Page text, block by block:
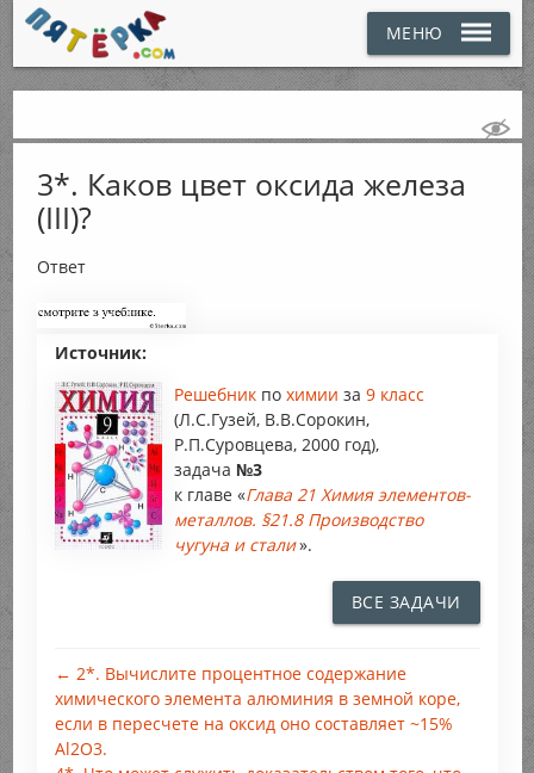
МЕНЮ
3*. Каков цвет оксида железа
(III)?
Ответ
Источник:
Решебник по химии за 9 класс
(Л.С.Гузей, В.В.Сорокин,
Р.П.Суровцева, 2000 год),
задача №3
к главе «Глава 21 Химия элементов-
металлов. §21.8 Производство
чугуна и стали».
ВСЕ ЗАДАЧИ
← 2*. Вычислите процентное содержание
химического элемента алюминия в земной коре,
если в пересчете на оксид оно составляет ~15%
Al2O3.